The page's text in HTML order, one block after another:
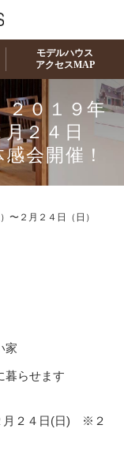
モデルハウス
アクセスMAP
０１９年
２４日
会開催！
〜２月２４日（日）
家
暮らせます
月２４日(日) ※２